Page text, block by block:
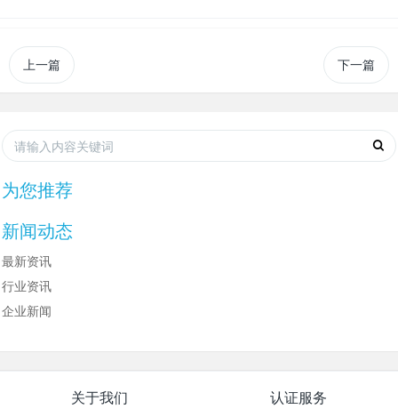
上一篇 下一篇
为您推荐
新闻动态
最新资讯
行业资讯
企业新闻
关于我们 认证服务